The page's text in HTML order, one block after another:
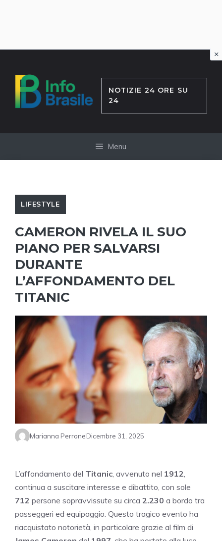
contenuto
NOTIZIE 24 ORE SU
24
Menu
LIFESTYLE
CAMERON RIVELA IL SUO
PIANO PER SALVARSI
DURANTE
L’AFFONDAMENTO DEL
TITANIC
Marianna PerroneDicembre 31, 2025
L’affondamento del Titanic, avvenuto nel 1912,
continua a suscitare interesse e dibattito, con sole
712 persone sopravvissute su circa 2.230 a bordo tra
passeggeri ed equipaggio. Questo tragico evento ha
riacquistato notorietà, in particolare grazie al film di
×